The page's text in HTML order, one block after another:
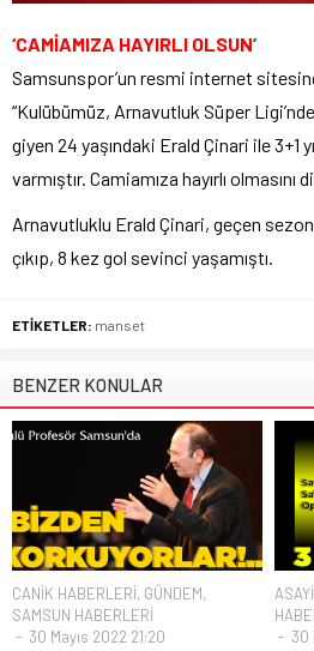
‘CAMİAMIZA HAYIRLI OLSUN’
Samsunspor’un resmi internet
“Kulübümüz, Arnavutluk Süper
giyen 24 yaşındaki Erald Çinari ile 3+1
varmıştır. Camiamıza hayırlı olmasını
Arnavutluklu Erald Çinari, geçen
çıkıp, 8 kez gol sevinci yaşamıştı.
ETİKETLER: manset
BENZER KONULAR
CANİK HABERLERİ, GÜNDEM,
SAMSUN HABERLERİ
30 Mayıs 2022 21:20
30